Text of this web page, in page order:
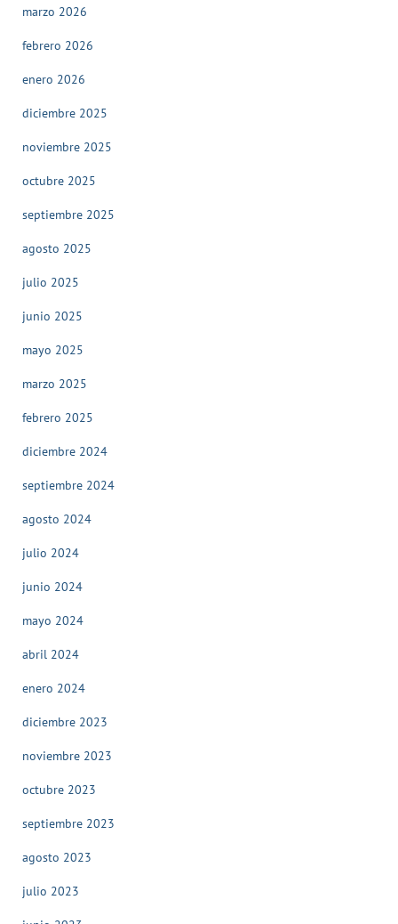
marzo 2026
febrero 2026
enero 2026
diciembre 2025
noviembre 2025
octubre 2025
septiembre 2025
agosto 2025
julio 2025
junio 2025
mayo 2025
marzo 2025
febrero 2025
diciembre 2024
septiembre 2024
agosto 2024
julio 2024
junio 2024
mayo 2024
abril 2024
enero 2024
diciembre 2023
noviembre 2023
octubre 2023
septiembre 2023
agosto 2023
julio 2023